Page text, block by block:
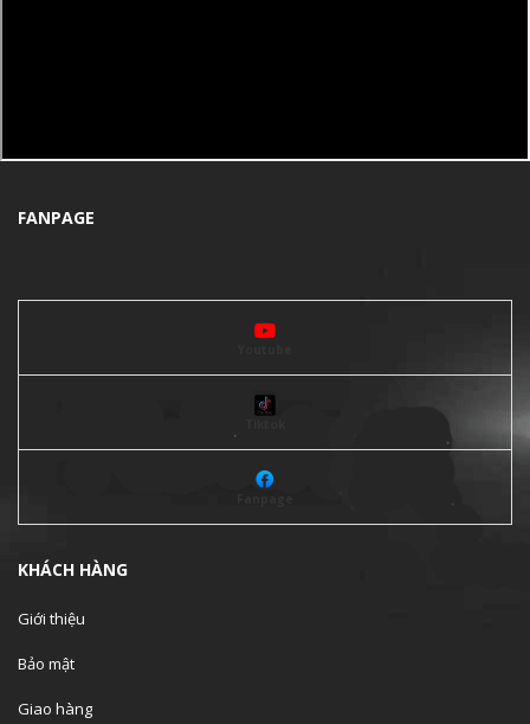
FANPAGE
KHÁCH HÀNG
Giới thiệu
Bảo mật
Giao hàng